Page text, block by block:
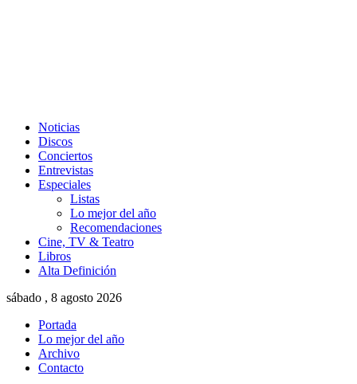
Noticias
Discos
Conciertos
Entrevistas
Especiales
Listas
Lo mejor del año
Recomendaciones
Cine, TV & Teatro
Libros
Alta Definición
sábado , 8 agosto 2026
Portada
Lo mejor del año
Archivo
Contacto